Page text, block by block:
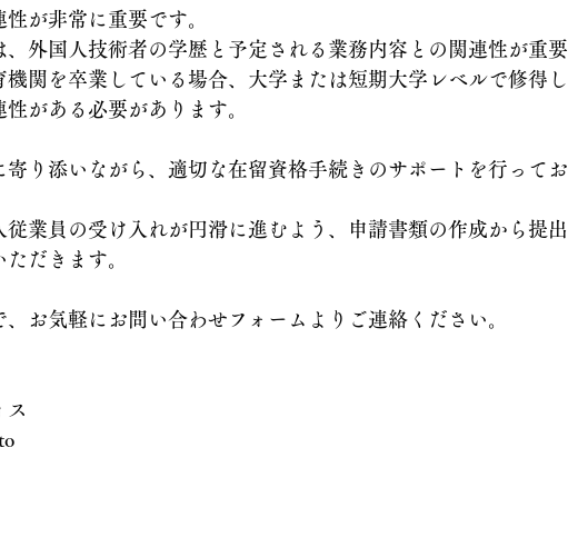
が非常に重要です。
外国人技術者の学歴と予定される業務内容との関連性が重要
機関を卒業している場合、大学または短期大学レベルで修得し
がある必要があります。
り添いながら、適切な在留資格手続きのサポートを行ってお
業員の受け入れが円滑に進むよう、申請書類の作成から提出
だきます。
お気軽にお問い合わせフォームよりご連絡ください。
ス